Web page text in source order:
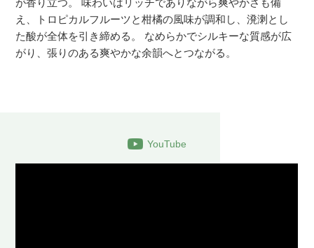
が香り立つ。 味わいはリッチでありながら爽やかさも備
え、トロピカルフルーツと柑橘の風味が調和し、溌溂とし
た酸が全体を引き締める。 なめらかでシルキーな質感が広
がり、張りのある爽やかな余韻へとつながる。
YouTube